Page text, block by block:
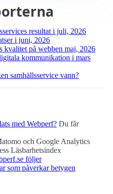
resultat i juli, 2026
i juni, 2026
kvalitet på webben maj, 2026
kommunikation i mars
samhälls­service vann?
med Webperf? Du får
och Google Analytics
Läsbarhetsindex
följer
som påverkar betygen